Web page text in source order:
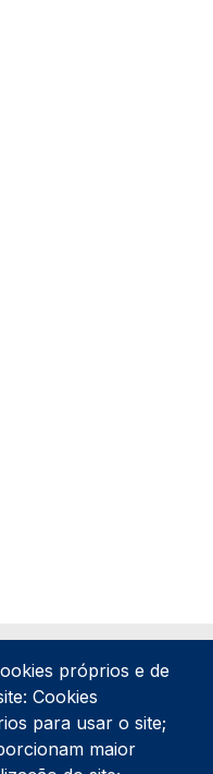
próprios e de
Cookies
para usar o site;
maior